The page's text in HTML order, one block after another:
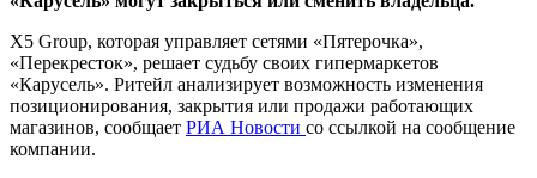
X5 Group, которая управляет сетями «Пятерочка»,
«Перекресток», решает судьбу своих гипермаркетов
«Карусель». Ритейл анализирует возможность изменения
позиционирования, закрытия или продажи работающих
магазинов, сообщает РИА Новости со ссылкой на сообщение
компании.